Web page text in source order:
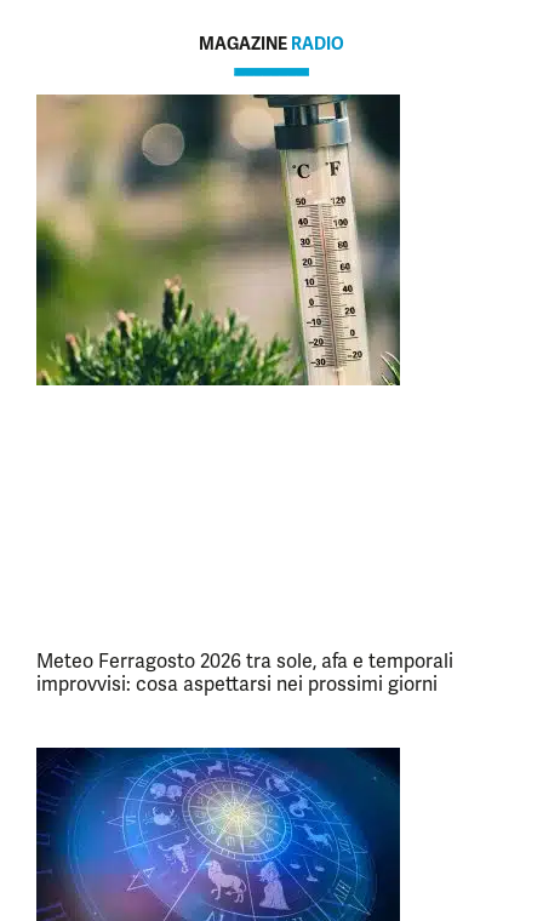
MAGAZINE RADIO
Meteo Ferragosto 2026 tra sole, afa e temporali
improvvisi: cosa aspettarsi nei prossimi giorni